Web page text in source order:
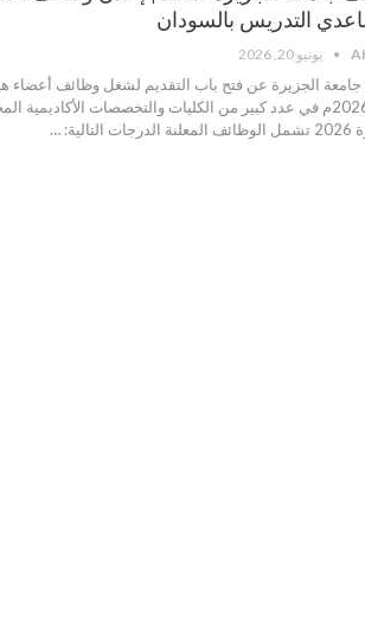
التدريس بالسودان
يونيو 20, 2026
جامعة الجزيرة عن فتح باب التقديم لشغل وظائف أعضاء
تشمل الوظائف المعلنة الدرجات التالية: …